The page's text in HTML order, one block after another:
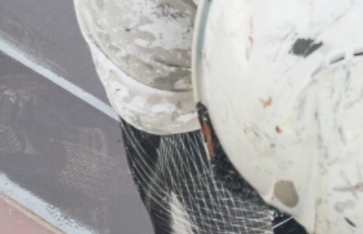
板金工事
サイディング工事
防水工事・雨樋工事
塗装工事
ご依頼の前に
施工の流れ